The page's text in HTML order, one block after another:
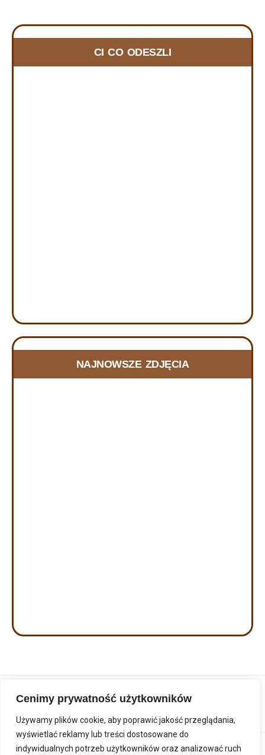
Cenimy prywatność użytkowników
Używamy plików cookie, aby poprawić jakość przeglądania,
wyświetlać reklamy lub treści dostosowane do
indywidualnych potrzeb użytkowników oraz analizować ruch
10 lutego, 2025
CI CO ODESZLI
Szczecinie, 20.06.2026
NAJNOWSZE ZDJĘCIA